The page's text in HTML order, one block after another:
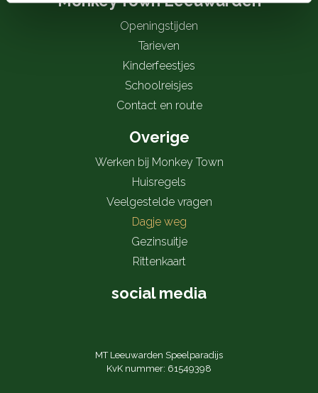
Openingstijden
Tarieven
Kinderfeestjes
Schoolreisjes
Contact en route
Overige
Werken bij Monkey Town
Huisregels
Veelgestelde vragen
Dagje weg
Gezinsuitje
Rittenkaart
social media
MT Leeuwarden Speelparadijs
KvK nummer: 61549398